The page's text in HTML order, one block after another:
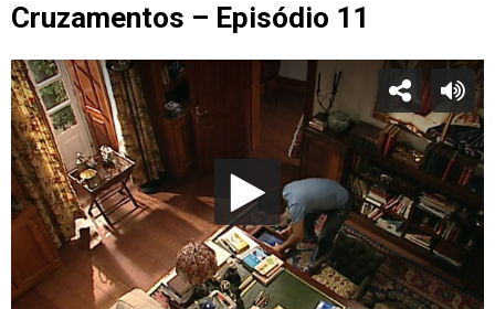
Cruzamentos – Episódio 11